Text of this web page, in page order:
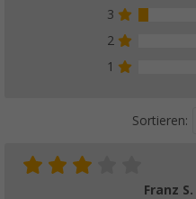
3
2
1
Sortieren:
Franz S.